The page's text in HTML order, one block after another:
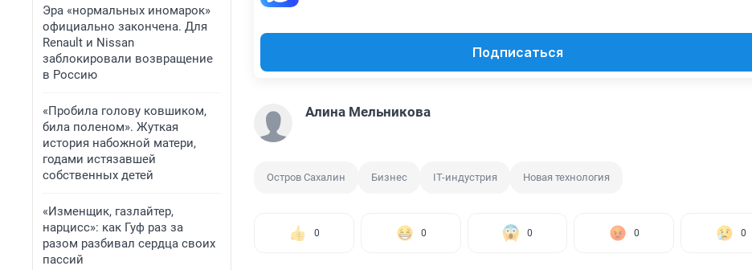
Эра «нормальных иномарок»
официально закончена. Для
Renault и Nissan
заблокировали возвращение
в Россию
«Пробила голову ковшиком,
била поленом». Жуткая
история набожной матери,
годами истязавшей
собственных детей
«Изменщик, газлайтер,
нарцисс»: как Гуф раз за
разом разбивал сердца своих
пассий
Подписаться
Алина Мельникова
Остров Сахалин Бизнес IT-индустрия Новая технология
0 0 0 0 0